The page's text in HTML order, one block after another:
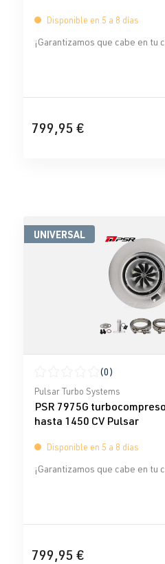
Disponible en 5 a 8 días
¡Garantizamos que cabe en tu
799,95 €
UNIVERSAL
Calificación promedio de 0
(0)
Pulsar Turbo Systems
PSR 7975G
hasta 1450 CV Pulsar
Disponible en 5 a 8 días
¡Garantizamos que cabe en tu
799,95 €